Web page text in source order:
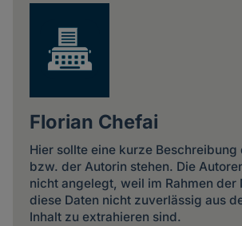
Florian Chefai
Hier sollte eine kurze Beschreibung
bzw. der Autorin stehen. Die
nicht angelegt, weil im Rahmen der
diese Daten nicht zuverlässig aus
Inhalt zu extrahieren sind.